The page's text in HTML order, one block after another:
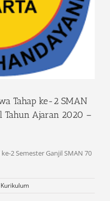
Tahap ke-2 SMAN
Tahun Ajaran 2020 –
2 Semester Ganjil SMAN 70
Kurikulum